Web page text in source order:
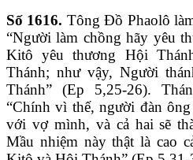
Số 1616. Tông Đồ Phaolô
“Người làm chồng hãy yêu
Kitô yêu thương Hội
Thánh; như vậy, Người
Thánh” (Ep 5,25-26).
“Chính vì thế, người đàn
với vợ mình, và cả hai sẽ
Mầu nhiệm này thật là cao